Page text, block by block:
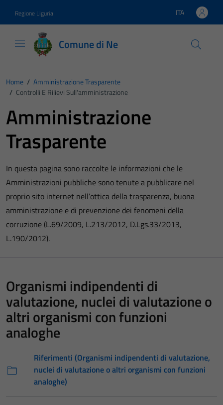
Regione Liguria Lingua attiva:
ITA
Comune di Ne
Home / Amministrazione Trasparente
/ Controlli E Rilievi Sull'amministrazione
Amministrazione
Trasparente
In questa pagina sono raccolte le informazioni che le
Amministrazioni pubbliche sono tenute a pubblicare nel
proprio sito internet nell’ottica della trasparenza, buona
amministrazione e di prevenzione dei fenomeni della
corruzione (L.69/2009, L.213/2012, D.Lgs.33/2013,
L.190/2012).
Organismi indipendenti di
valutazione, nuclei di valutazione o
altri organismi con funzioni
analoghe
Riferimenti (Organismi indipendenti di valutazione,
nuclei di valutazione o altri organismi con funzioni
analoghe)